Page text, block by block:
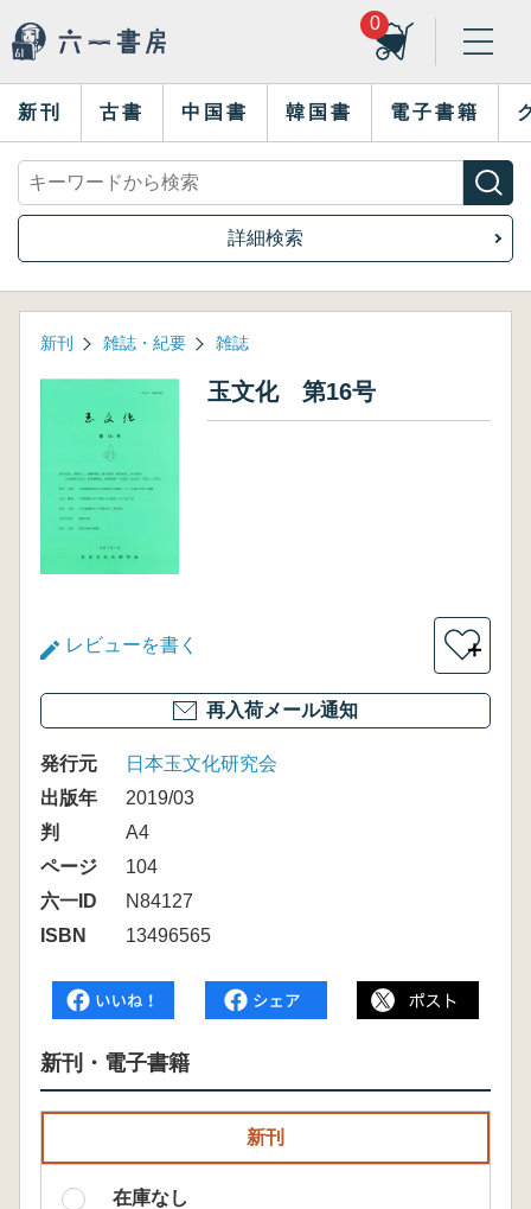
0
新刊 古書 中国書 韓国書 電子書籍
詳細検索
新刊 雑誌・紀要 雑誌
玉文化 第16号
レビューを書く ＋
再入荷メール通知
発行元
日本玉文化研究会
出版年
2019/03
判
A4
ページ
104
六一ID
N84127
ISBN
13496565
新刊・電子書籍
新刊
在庫なし